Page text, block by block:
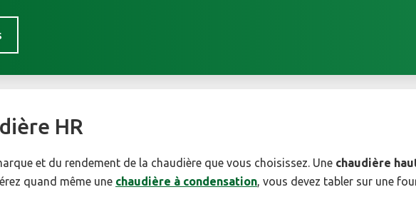
HR
et du rendement de la chaudière que vous choisissez. Une chaudière
quand même une chaudière à condensation, vous devez tabler sur une